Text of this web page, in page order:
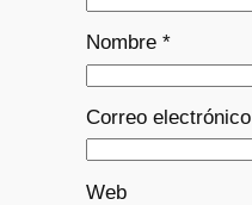
Nombre *
Correo electrónico
Web